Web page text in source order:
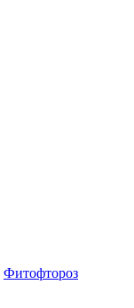
Фитофтороз